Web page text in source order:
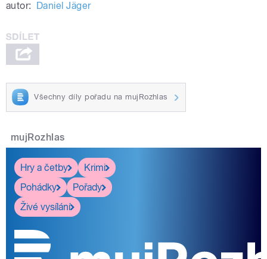
autor: Daniel Jäger
Všechny díly pořadu na mujRozhlas
mujRozhlas
Hry a četby
Krimi
Pohádky
Pořady
Živé vysílání